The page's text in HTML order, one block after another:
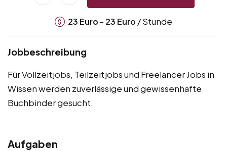
23 Euro - 23 Euro / Stunde
Jobbeschreibung
Für Vollzeitjobs, Teilzeitjobs und Freelancer Jobs in
Wissen werden zuverlässige und gewissenhafte
Buchbinder gesucht.
Aufgaben